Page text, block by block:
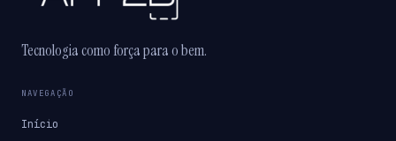
Tecnologia como força para o bem.
NAVEGAÇÃO
Início